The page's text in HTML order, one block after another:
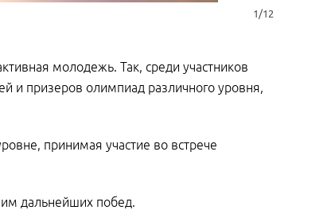
1/12
молодежь. Так, среди участников
и призеров олимпиад различного уровня,
принимая участие во встрече
им дальнейших побед.